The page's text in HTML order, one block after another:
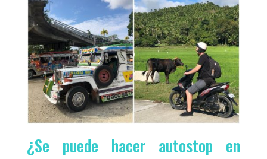
¿Se puede hacer autostop en